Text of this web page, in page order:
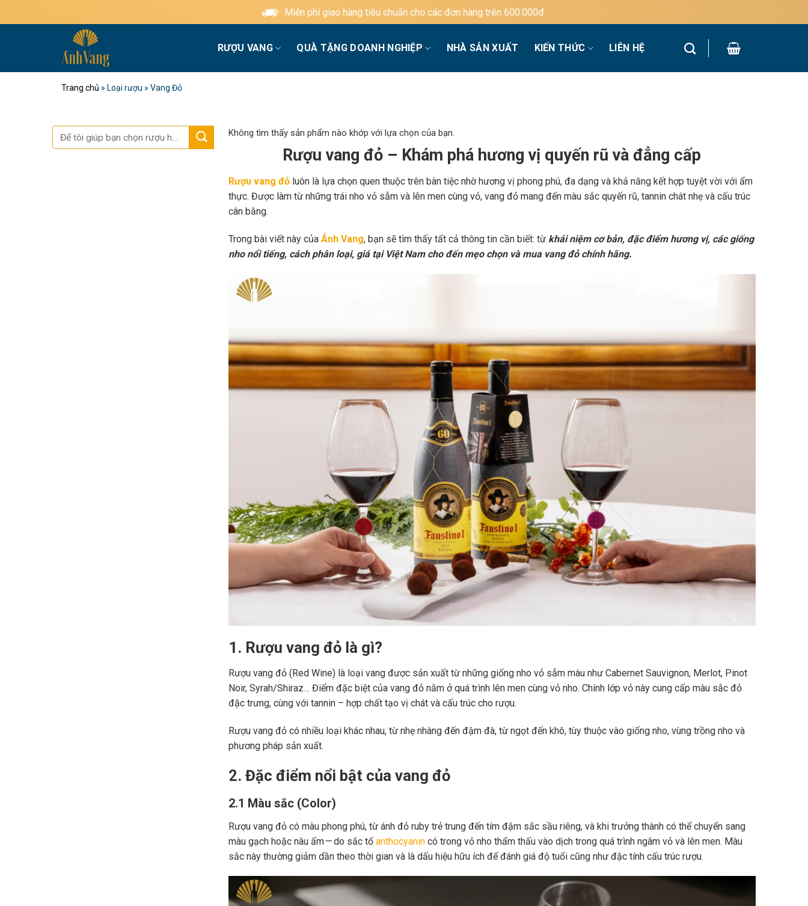
qua
Miễn phí giao hàng tiêu chuẩn cho các đơn hàng trên 600.000đ
RƯỢU VANG QUÀ TẶNG DOANH NGHIỆP NHÀ SẢN XUẤT KIẾN THỨC LIÊN HỆ
Trang chủ » Loại rượu » Vang Đỏ
Tìm
kiếm:
Không tìm thấy sản phẩm nào khớp với lựa chọn của bạn.
Rượu vang đỏ – Khám phá hương vị quyến rũ và đẳng cấp
Rượu vang đỏluôn là lựa chọn quen thuộc trên bàn tiệc nhờ hương vị phong phú, đa dạng và khả năng kết hợp tuyệt vời với ẩm
thực. Được làm từ những trái nho vỏ sẫm và lên men cùng vỏ, vang đỏ mang đến màu sắc quyến rũ, tannin chát nhẹ và cấu trúc
cân bằng.
Trong bài viết này của Ánh Vang, bạn sẽ tìm thấy tất cả thông tin cần biết: từ khái niệm cơ bản, đặc điểm hương vị, các giống
nho nổi tiếng, cách phân loại, giá tại Việt Nam cho đến mẹo chọn và mua vang đỏ chính hãng.
1. Rượu vang đỏ là gì?
Rượu vang đỏ (Red Wine) là loại vang được sản xuất từ những giống nho vỏ sẫm màu như Cabernet Sauvignon, Merlot, Pinot
Noir, Syrah/Shiraz… Điểm đặc biệt của vang đỏ nằm ở quá trình lên men cùng vỏ nho. Chính lớp vỏ này cung cấp màu sắc đỏ
đặc trưng, cùng với tannin – hợp chất tạo vị chát và cấu trúc cho rượu.
Rượu vang đỏ có nhiều loại khác nhau, từ nhẹ nhàng đến đậm đà, từ ngọt đến khô, tùy thuộc vào giống nho, vùng trồng nho và
phương pháp sản xuất.
2. Đặc điểm nổi bật của vang đỏ
2.1 Màu sắc (Color)
Rượu vang đỏ có màu phong phú, từ ánh đỏ ruby trẻ trung đến tím đậm sắc sầu riêng, và khi trưởng thành có thể chuyển sang
màu gạch hoặc nâu ấm — do sắc tố anthocyanincó trong vỏ nho thẩm thấu vào dịch trong quá trình ngâm vỏ và lên men. Màu
sắc này thường giảm dần theo thời gian và là dấu hiệu hữu ích để đánh giá độ tuổi cũng như đặc tính cấu trúc rượu.